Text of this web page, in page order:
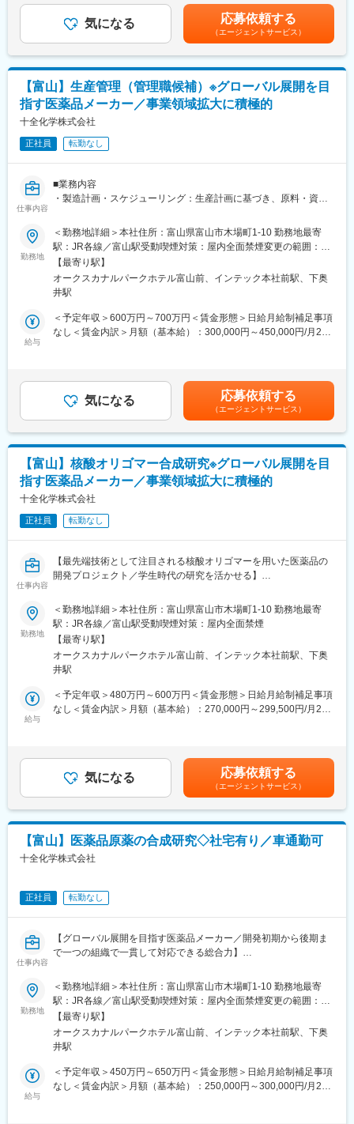
を歩んでいただくことが可能です。
・育休取得率90％以上、研究開発部の平均残業時間は約25時間と
働きやすい環境であり、全社平均勤続年数は13年と腰を据えて働
くことが出来る職場です。
変更の範囲：会社の定める業務
事業拡大フェーズのため、組織づくりや業務改善、新規事業の立
ち上げなどにも主体的に関わっていただけます。
開発支援、特殊中間体製造、マロン酸・ピリミジン誘導体製造な
ど。
■業務の魅力
・経験・志向に応じて役割を決定するため、これまでのキャリア
を活かしながら新たな領域にも挑戦できる
・医薬品原薬の受託製造という専門性の高い事業を通じて、社会
貢献性の高い仕事に携われる
・事業拡大フェーズにあり、組織づくりや業務改善にも主体的に
関われる環境
■教育体制
OJTや部門別研修があり、入社後も成長をサポートする体制を整
えています。
・創業70年を超えてさらなる成長を続ける同社では、能力のある
方を評価し、チャレンジできる制度と社風があります。
・育休取得率90％以上、研究開発部の平均残業時間は約25時間と
働きやすい環境であり、全社平均勤続年数は13年と腰を据えて働
くことが出来る職場です。
変更の範囲：会社の定める業務
くまでも目安の金額であり、選考を通じて上下する可能性があり
ます。月給(月額)は固定手当を含めた表記です。
気になる 応募依頼する
（エージェントサービス）
【富山】生産管理（管理職候補）※グローバル展開を目
指す医薬品メーカー／事業領域拡大に積極的
十全化学株式会社
正社員 転勤なし
仕事内容
■業務内容
・製造計画・スケジューリング：生産計画に基づき、原料・資
・品質管理：製品品質トレンド、工程トレンドの監視、観察、解
析、調整業務 ・改善活動：生産性向上等の改善活動、経営層と現
場の橋渡し役として部門方針の推進
・工場管理：設備機器管理、各種記録管理、労務安全管理
・チームマネジメント：現場スタッフへの指導・教育、協働体制
の構築
■募集背景
めています。この変革を支えていただく仲間を募集し、製造工程
全体をリードし、現場の品質・安全・効率を実現したいと考えて
おります。仲間の知見と十全化学が持つ強みを活かし、新しい製
■仕事の魅力
・社会貢献性の高さ：あなたの仕事が、世界中の患者さんの健康
を支えます
・成長できる環境：業界変革期における新しい挑戦
・安定性とやりがい：大手製薬メーカーとの強固なパートナーシ
ップを感じることができる
■キャリア・教育
医薬品製造は特殊性がありますが、GMPや工程管理の知識は入社
後に段階的に習得可能です。OJT・OFF-JTを通じて、「化学プラ
リアを築けます。
■同社の魅力：
・創業70年を超えてさらなる成長を続ける同社では、能力のある
方を評価し、チャレンジできる制度と社風があります。
の望むレベルの高い業務に携わっていただくことや望むキャリア
を歩んでいただくことが可能です。
変更の範囲：会社の定める業務
勤務地
＜勤務地詳細＞本社住所：富山県富山市木場町1-10 勤務地最寄
駅：JR各線／富山駅受動喫煙対策：屋内全面禁煙変更の範囲：会
社の定める事業所
【最寄り駅】
オークスカナルパークホテル富山前、インテック本社前駅、下奥
井駅
給与
＜予定年収＞600万円～700万円＜賃金形態＞日給月給制補足事項
なし＜賃金内訳＞月額（基本給）：300,000円～450,000円/月20
くまでも目安の金額であり、選考を通じて上下する可能性があり
ます。月給(月額)は固定手当を含めた表記です。
気になる 応募依頼する
（エージェントサービス）
【富山】核酸オリゴマー合成研究※グローバル展開を目
指す医薬品メーカー／事業領域拡大に積極的
十全化学株式会社
正社員 転勤なし
仕事内容
【最先端技術として注目される核酸オリゴマーを用いた医薬品の
開発プロジェクト／学生時代の研究を活かせる】
次世代医薬品として期待されている「核酸オリゴマー医薬品」の
開発支援に携わっていただくポジションです。核酸事業の立ち上
げプロジェクトにおいて中枢メンバーとして役割を担っていただ
きます。
＜具体的な業務内容＞
・核酸オリゴマーのスケールアップ製造検討
・核酸オリゴマーの合成法の確立
・核酸オリゴマーの新規技術の獲得（修飾モノマー、コンジュゲ
核酸医薬事業部
メンバーは計12名で構成されております。
験値を得ることができる。
・少数精鋭の組織で、高い影響力を持ち業務に臨むことができ
る。
できる。
・自身の研究スキルに合わせた案件で活躍できる。
・新規プロジェクトの立ち上げ時から参加いただくことでその成
長の一端を担うことができる
■同社の魅力：
方を評価し、チャレンジできる制度と社風があります。
挑戦を重んじている社風ですので、意欲と努力があれば、 ご自身
の望むレベルの高い業務に携わっていただくことや望むキャリア
を歩んでいただくことが可能です。
・育休取得率90％以上、研究開発部の平均残業時間は約25時間と
くことが出来る職場です。
勤務地
＜勤務地詳細＞本社住所：富山県富山市木場町1-10 勤務地最寄
駅：JR各線／富山駅受動喫煙対策：屋内全面禁煙
【最寄り駅】
オークスカナルパークホテル富山前、インテック本社前駅、下奥
井駅
給与
＜予定年収＞480万円～600万円＜賃金形態＞日給月給制補足事項
なし＜賃金内訳＞月額（基本給）：270,000円～299,500円/月20
くまでも目安の金額であり、選考を通じて上下する可能性があり
ます。月給(月額)は固定手当を含めた表記です。
気になる 応募依頼する
（エージェントサービス）
【富山】医薬品原薬の合成研究◇社宅有り／車通勤可
十全化学株式会社
正社員 転勤なし
仕事内容
【グローバル展開を目指す医薬品メーカー／開発初期から後期ま
で一つの組織で一貫して対応できる総合力】
医薬品原薬の合成研究に携わっていただくポジションです。得意
領域に合わせて、合成ルート/分析法を検討するプロセス開発業務
をお任せいたします。
◇第1・2G（試製）
・製造方法確認実験
・スケールアップ時の課題抽出・原因研究
・プロセスの改良法検討と改善策提案
・（スケールアップ現場での）製造法最適化支援
勤務地
＜勤務地詳細＞本社住所：富山県富山市木場町1-10 勤務地最寄
駅：JR各線／富山駅受動喫煙対策：屋内全面禁煙変更の範囲：会
社の定める事業所
【最寄り駅】
オークスカナルパークホテル富山前、インテック本社前駅、下奥
井駅
給与
＜予定年収＞450万円～650万円＜賃金形態＞日給月給制補足事項
なし＜賃金内訳＞月額（基本給）：250,000円～300,000円/月20